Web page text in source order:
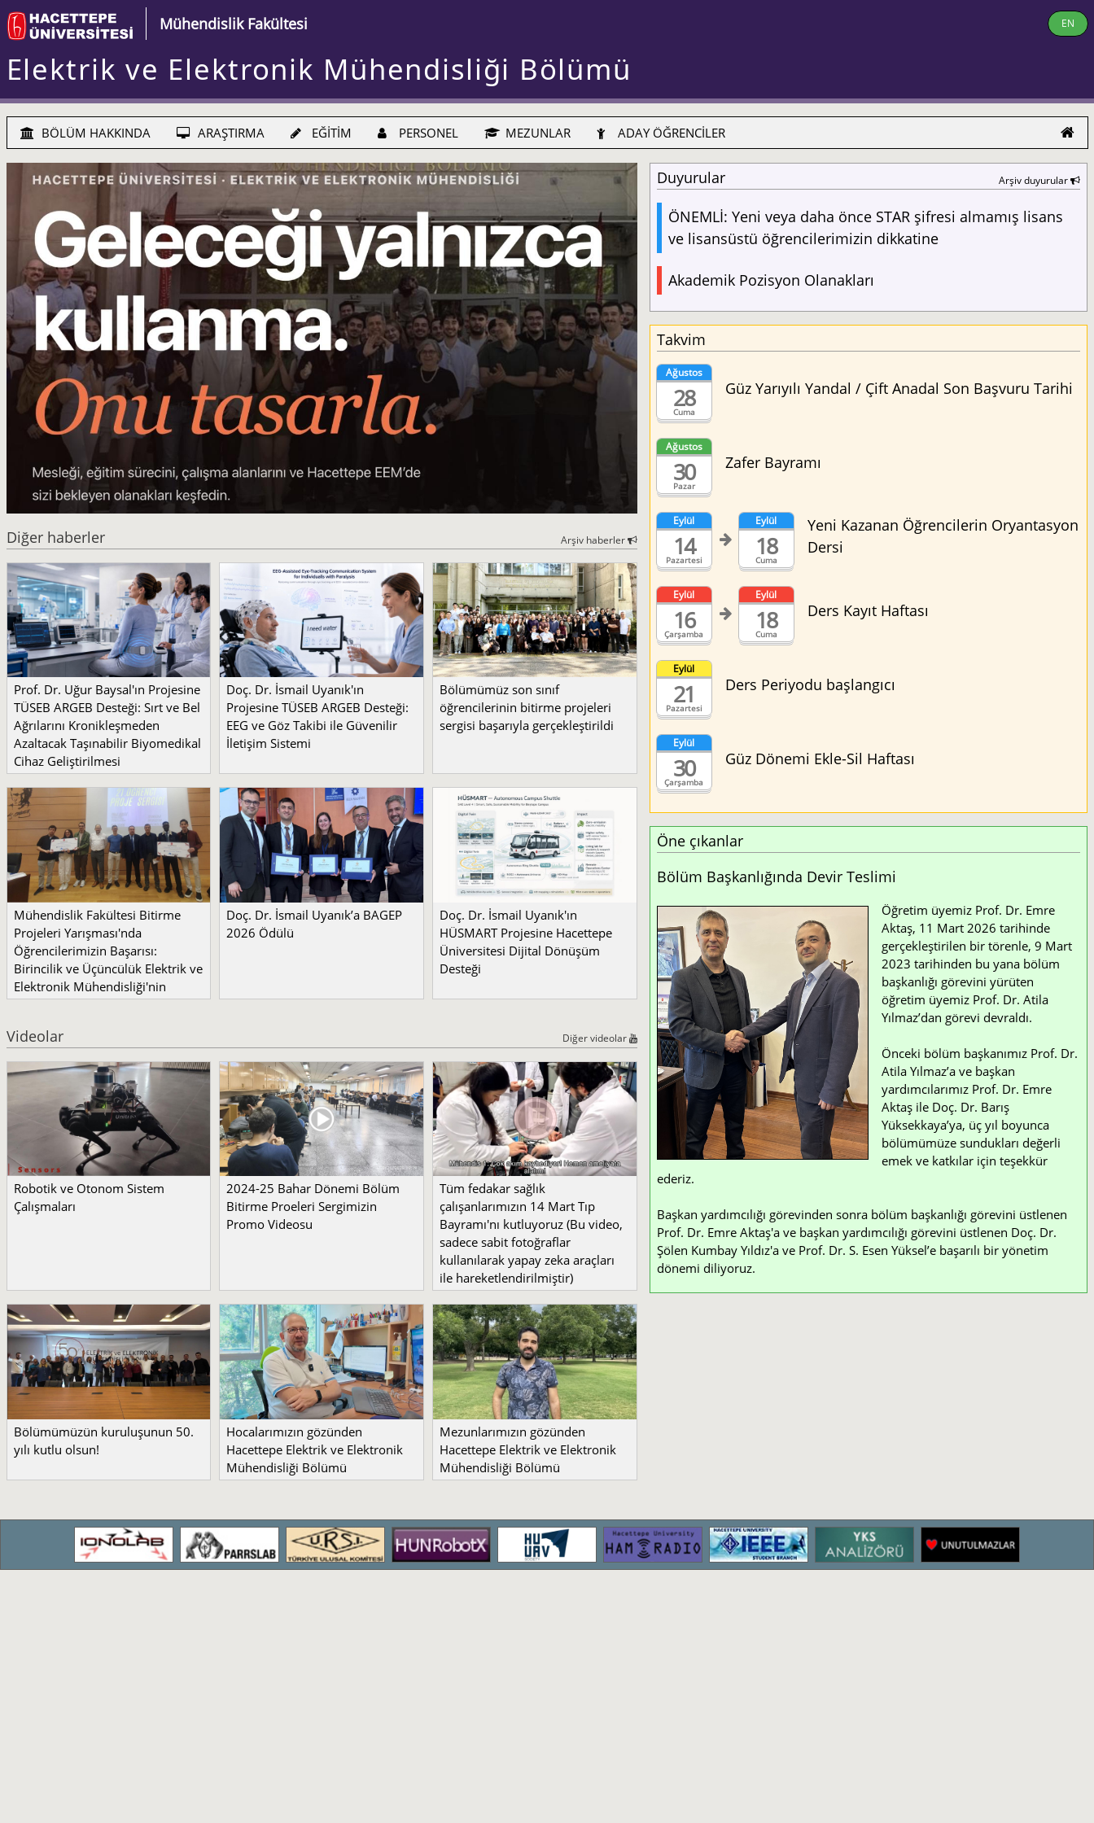
Mühendislik Fakültesi EN
Elektrik ve Elektronik Mühendisliği Bölümü
BÖLÜM HAKKINDA ARAŞTIRMA EĞİTİM PERSONEL MEZUNLAR ADAY ÖĞRENCİLER
Diğer haberler Arşiv haberler
Prof. Dr. Uğur Baysal'ın Projesine
TÜSEB ARGEB Desteği: Sırt ve Bel
Ağrılarını Kronikleşmeden
Azaltacak Taşınabilir Biyomedikal
Cihaz Geliştirilmesi
Doç. Dr. İsmail Uyanık'ın
Projesine TÜSEB ARGEB Desteği:
EEG ve Göz Takibi ile Güvenilir
İletişim Sistemi
Bölümümüz son sınıf
öğrencilerinin bitirme projeleri
sergisi başarıyla gerçekleştirildi
Mühendislik Fakültesi Bitirme
Projeleri Yarışması'nda
Öğrencilerimizin Başarısı:
Birincilik ve Üçüncülük Elektrik ve
Elektronik Mühendisliği'nin
Doç. Dr. İsmail Uyanık’a BAGEP
2026 Ödülü
Doç. Dr. İsmail Uyanık'ın
HÜSMART Projesine Hacettepe
Üniversitesi Dijital Dönüşüm
Desteği
Videolar Diğer videolar
Robotik ve Otonom Sistem
Çalışmaları
2024-25 Bahar Dönemi Bölüm
Bitirme Proeleri Sergimizin
Promo Videosu
Tüm fedakar sağlık
çalışanlarımızın 14 Mart Tıp
Bayramı'nı kutluyoruz (Bu video,
sadece sabit fotoğraflar
kullanılarak yapay zeka araçları
ile hareketlendirilmiştir)
Bölümümüzün kuruluşunun 50.
yılı kutlu olsun!
Hocalarımızın gözünden
Hacettepe Elektrik ve Elektronik
Mühendisliği Bölümü
Mezunlarımızın gözünden
Hacettepe Elektrik ve Elektronik
Mühendisliği Bölümü
Duyurular Arşiv duyurular
ÖNEMLİ: Yeni veya daha önce STAR şifresi almamış lisans
ve lisansüstü öğrencilerimizin dikkatine
Akademik Pozisyon Olanakları
Takvim
Cuma
Ağustos
28 Güz Yarıyılı Yandal / Çift Anadal Son Başvuru Tarihi
Pazar
Ağustos
30 Zafer Bayramı
Pazartesi
Eylül
14 Cuma
Eylül
18
Yeni Kazanan Öğrencilerin Oryantasyon
Dersi
Çarşamba
Eylül
16 Cuma
Eylül
18 Ders Kayıt Haftası
Pazartesi
Eylül
21 Ders Periyodu başlangıcı
Çarşamba
Eylül
30 Güz Dönemi Ekle-Sil Haftası
Öne çıkanlar
Bölüm Başkanlığında Devir Teslimi
Öğretim üyemiz Prof. Dr. Emre
Aktaş, 11 Mart 2026 tarihinde
gerçekleştirilen bir törenle, 9 Mart
2023 tarihinden bu yana bölüm
başkanlığı görevini yürüten
öğretim üyemiz Prof. Dr. Atila
Yılmaz’dan görevi devraldı.
Önceki bölüm başkanımız Prof. Dr.
Atila Yılmaz’a ve başkan
yardımcılarımız Prof. Dr. Emre
Aktaş ile Doç. Dr. Barış
Yüksekkaya’ya, üç yıl boyunca
bölümümüze sundukları değerli
emek ve katkılar için teşekkür
ederiz.
Başkan yardımcılığı görevinden sonra bölüm başkanlığı görevini üstlenen
Prof. Dr. Emre Aktaş'a ve başkan yardımcılığı görevini üstlenen Doç. Dr.
Şölen Kumbay Yıldız'a ve Prof. Dr. S. Esen Yüksel’e başarılı bir yönetim
dönemi diliyoruz.